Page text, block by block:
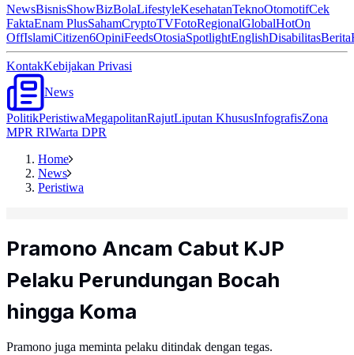
NewsBisnisShowBizBolaLifestyleKesehatanTeknoOtomotifCek
FaktaEnam PlusSahamCryptoTVFotoRegionalGlobalHotOn
OffIslamiCitizen6OpiniFeedsOtosiaSpotlightEnglishDisabilitasBerita
KontakKebijakan Privasi
News
PolitikPeristiwaMegapolitanRajutLiputan KhususInfografisZona
MPR RIWarta DPR
Home
News
Peristiwa
Pramono Ancam Cabut KJP
Pelaku Perundungan Bocah
hingga Koma
Pramono juga meminta pelaku ditindak dengan tegas.